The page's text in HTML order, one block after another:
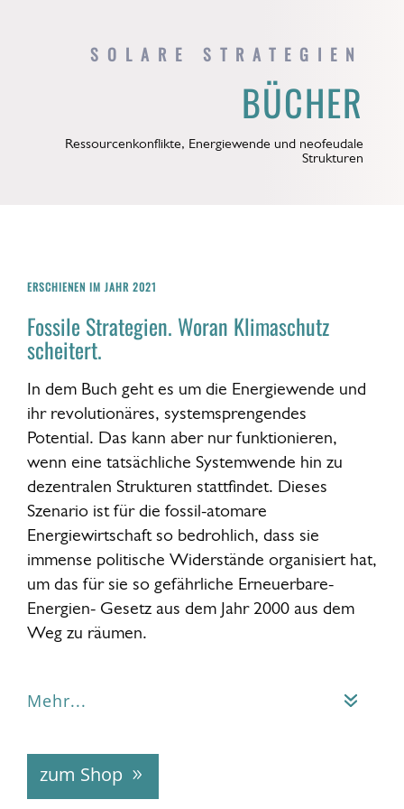
SOLARE STRATEGIEN
BÜCHER
Ressourcenkonflikte, Energiewende und neofeudale
Strukturen
ERSCHIENEN IM JAHR 2021
Fossile Strategien. Woran Klimaschutz
scheitert.
In dem Buch geht es um die Energiewende und
ihr revolutionäres, systemsprengendes
Potential. Das kann aber nur funktionieren,
wenn eine tatsächliche Systemwende hin zu
dezentralen Strukturen stattfindet. Dieses
Szenario ist für die fossil-atomare
Energiewirtschaft so bedrohlich, dass sie
immense politische Widerstände organisiert hat,
um das für sie so gefährliche Erneuerbare-
Energien- Gesetz aus dem Jahr 2000 aus dem
Weg zu räumen.
Mehr...
zum Shop